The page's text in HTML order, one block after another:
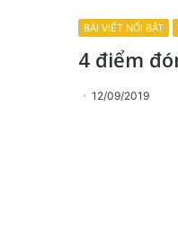
BÀI VIẾT NỔI BẬT
4 điểm
12/09/2019